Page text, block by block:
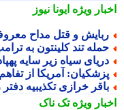
ویژهایونا نیوز
و قتل مداح معروف
تند کلینتون به
سیاه زیر سایه
آمریکا از تفاهم
خرازی تکذیبیه دفتر
ویژهتک ناک